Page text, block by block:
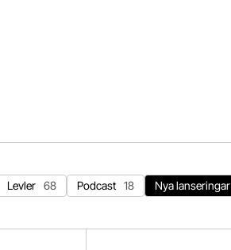
Levler 68 Podcast 18 Nya lanseringar